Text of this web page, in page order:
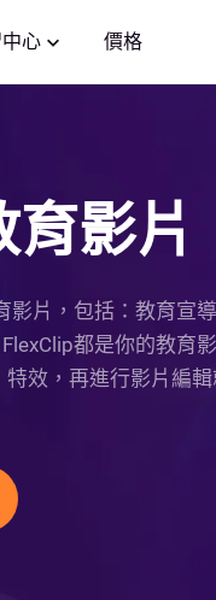
心 價格
影片
片，包括：教育宣
都是你的教育
效，再進行影片編輯